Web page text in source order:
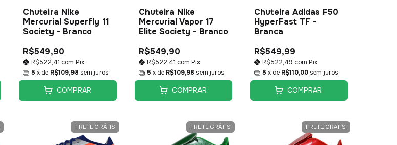
Chuteira Nike
Mercurial Superfly 11
Society - Branco
R$549,90
R$522,41 com Pix
5 x de R$109,98 sem juros
COMPRAR
Chuteira Nike
Mercurial Vapor 17
Elite Society - Branco
R$549,90
R$522,41 com Pix
5 x de R$109,98 sem juros
COMPRAR
Chuteira Adidas F50
HyperFast TF -
Branca
R$549,99
R$522,49 com Pix
5 x de R$110,00 sem juros
COMPRAR
FRETE GRÁTIS FRETE GRÁTIS FRETE GRÁTIS